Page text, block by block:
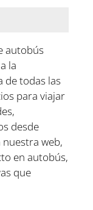
autobús
la
de todas las
para viajar
desde
web,
en autobús,
que